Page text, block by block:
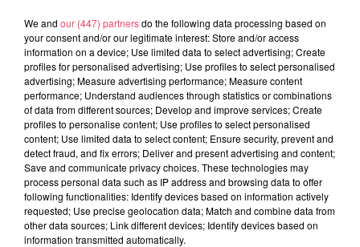
31 juillet 2026
COMBRÉE. AGRESSIONS SEXUELLES À L'ANCIEN COLLÈGE : UN
HOMME ENTENDU...
We and our (447) partnersdo the following data processing based on
your consent and/or our legitimate interest: Store and/or access
information on a device; Use limited data to select advertising; Create
profiles for personalised advertising; Use profiles to select personalised
advertising; Measure advertising performance; Measure content
performance; Understand audiences through statistics or combinations
of data from different sources; Develop and improve services; Create
profiles to personalise content; Use profiles to select personalised
content; Use limited data to select content; Ensure security, prevent and
detect fraud, and fix errors; Deliver and present advertising and content;
Save and communicate privacy choices. These technologies may
process personal data such as IP address and browsing data to offer
following functionalities: Identify devices based on information actively
requested; Use precise geolocation data; Match and combine data from
other data sources; Link different devices; Identify devices based on
information transmitted automatically.